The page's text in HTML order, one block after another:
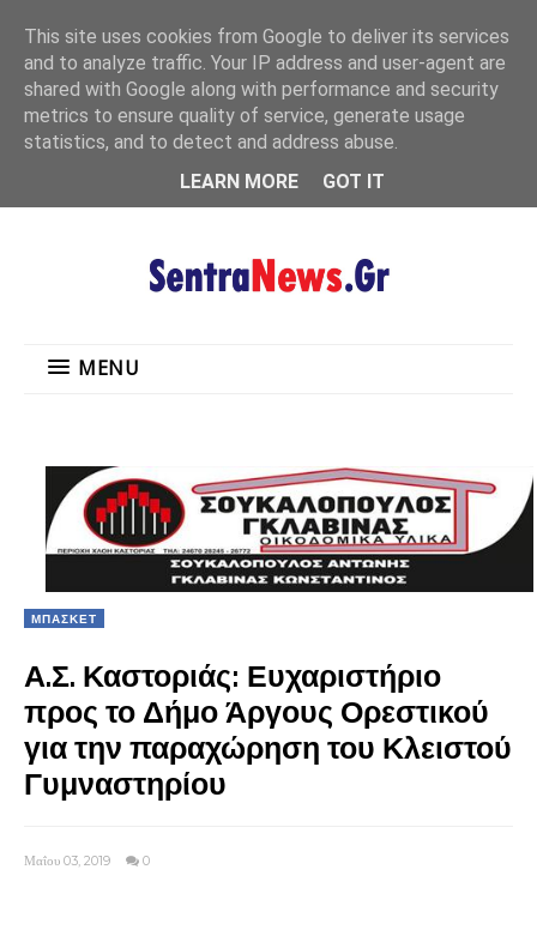
MENU
MENU
ΜΠΑΣΚΕΤ
Α.Σ. Καστοριάς: Ευχαριστήριο
προς το Δήμο Άργους Ορεστικού
για την παραχώρηση του Κλειστού
Γυμναστηρίου
Μαΐου 03, 2019 0
This site uses cookies from Google to deliver its services
and to analyze traffic. Your IP address and user-agent are
shared with Google along with performance and security
metrics to ensure quality of service, generate usage
statistics, and to detect and address abuse.
LEARN MORE
GOT IT